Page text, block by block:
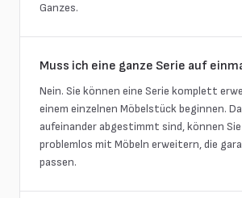
Ganzes.
Muss ich eine ganze Serie auf
Nein. Sie können eine Serie komplett
einem einzelnen Möbelstück beginnen.
aufeinander abgestimmt sind, können
problemlos mit Möbeln erweitern, die
passen.